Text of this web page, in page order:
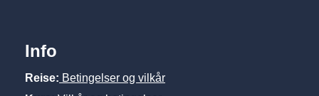
Info
Reise: Betingelser og vilkår